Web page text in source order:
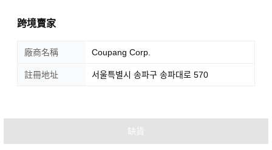
缺貨
跨境賣家
廠商名稱 Coupang Corp.
註冊地址 서울특별시 송파구 송파대로 570
其他顧客一起購買的商品